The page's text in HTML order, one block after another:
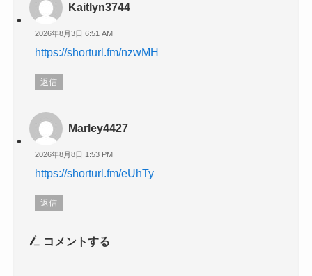
Kaitlyn3744
2026年8月3日 6:51 AM
https://shorturl.fm/nzwMH
返信
Marley4427
2026年8月8日 1:53 PM
https://shorturl.fm/eUhTy
返信
コメントする